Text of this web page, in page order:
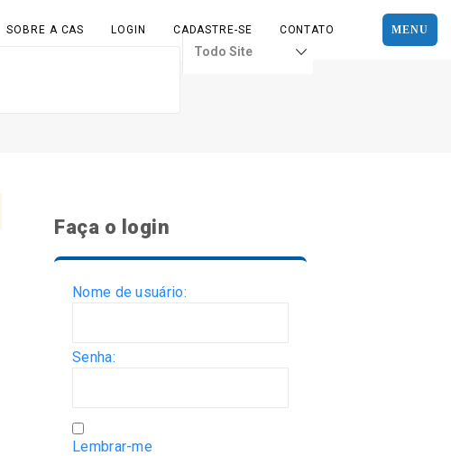
MENU
SOBRE A CAS LOGIN CADASTRE-SE CONTATO
Faça o login
Nome de usuário:
Senha:
Lembrar-me